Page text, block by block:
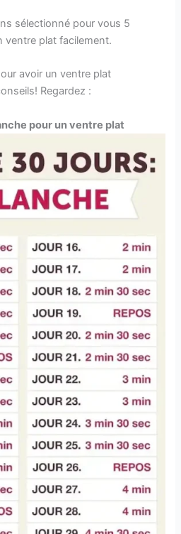
sélectionné pour vous 5
ventre plat facilement.
avoir un ventre plat
Regardez :
pour un ventre plat